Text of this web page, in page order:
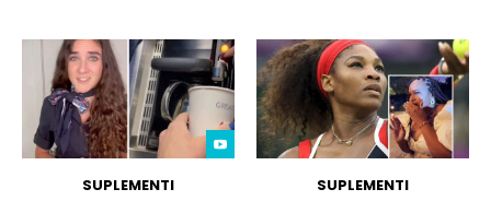
SUPLEMENTI SUPLEMENTI